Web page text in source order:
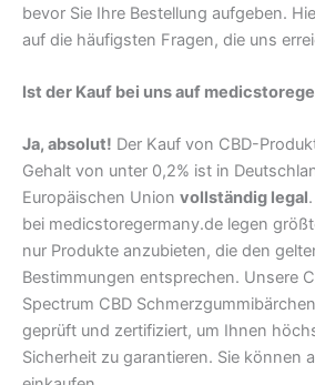
bevor Sie Ihre Bestellung aufgeben.
auf die häufigsten Fragen, die uns
Ist der Kauf bei uns auf
Ja, absolut! Der Kauf von CBD-
Gehalt von unter 0,2% ist in
Europäischen Union vollständig legal
bei medicstoregermany.de legen
nur Produkte anzubieten, die den
Bestimmungen entsprechen. Unsere
Spectrum CBD
geprüft und zertifiziert, um Ihnen
Sicherheit zu garantieren. Sie können